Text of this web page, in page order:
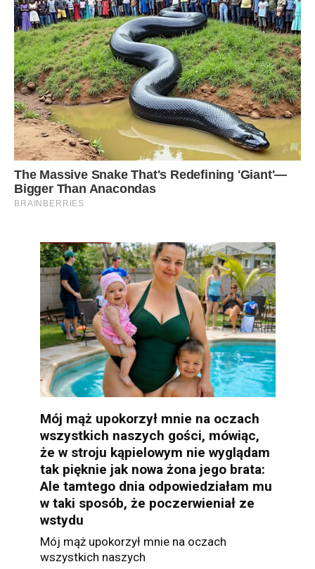
Mój mąż upokorzył mnie na oczach
wszystkich naszych gości, mówiąc,
że w stroju kąpielowym nie wyglądam
tak pięknie jak nowa żona jego brata:
Ale tamtego dnia odpowiedziałam mu
w taki sposób, że poczerwieniał ze
wstydu
Mój mąż upokorzył mnie na oczach
wszystkich naszych